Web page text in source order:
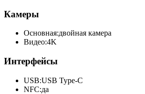
Камеры
Основная:двойная камера
Видео:4K
Интерфейсы
USB:USB Type-C
NFC:да